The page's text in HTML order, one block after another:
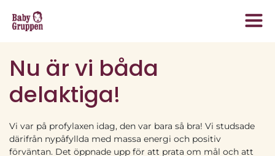
Nu är vi båda
delaktiga!
Vi var på profylaxen idag, den var bara så bra! Vi studsade
därifrån nypåfyllda med massa energi och positiv
förväntan. Det öppnade upp för att prata om mål och att